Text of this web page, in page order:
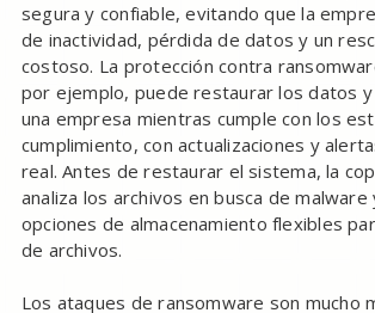
segura y confiable, evitando que la
de inactividad, pérdida de datos y un
costoso. La protección contra
por ejemplo, puede restaurar los datos
una empresa mientras cumple con los
cumplimiento, con actualizaciones y
real. Antes de restaurar el sistema, la
analiza los archivos en busca de
opciones de almacenamiento flexibles
de archivos.
Los ataques de ransomware son mucho